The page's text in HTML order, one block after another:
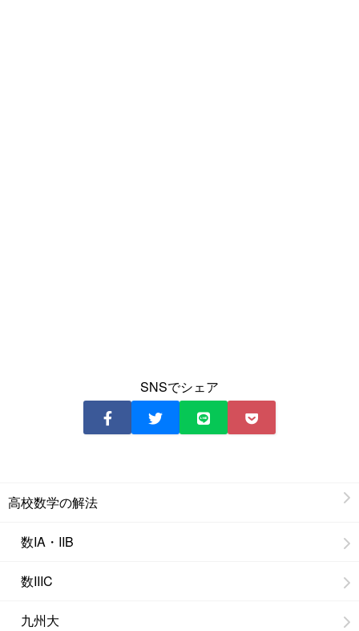
SNSでシェア
高校数学の解法
数IA・IIB
数IIIC
九州大